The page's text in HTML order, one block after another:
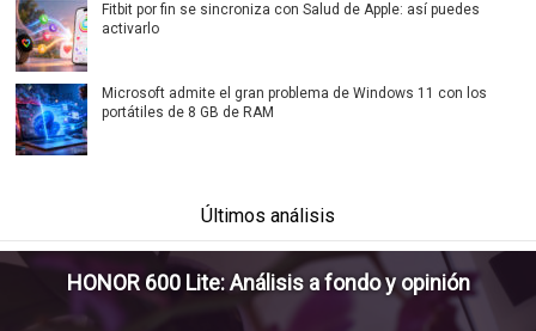
Fitbit por fin se sincroniza con Salud de Apple: así puedes
activarlo
Microsoft admite el gran problema de Windows 11 con los
portátiles de 8 GB de RAM
Últimos análisis
HONOR 600 Lite: Análisis a fondo y opinión